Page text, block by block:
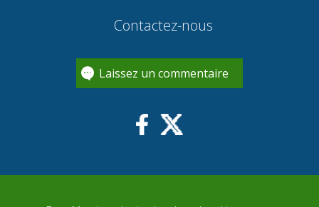
Contactez-nous
Laissez un commentaire